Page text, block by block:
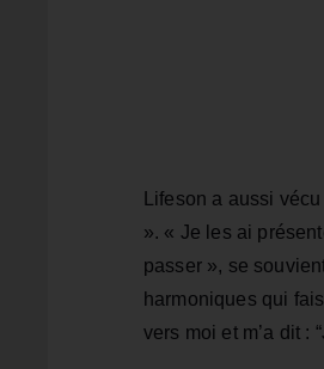
Lifeson a aussi
». « Je les ai
passer », se
harmoniques qui
vers moi et m’a dit :